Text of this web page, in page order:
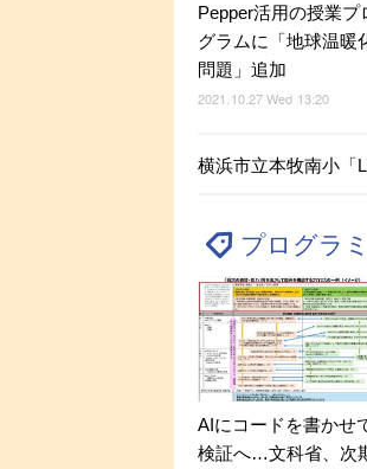
Pepper活用の授業プ
グラムに「地球温暖
問題」追加
2021.10.27 Wed 13:20
横浜市立本牧南小「
プログラ
AIにコードを書かせ
検証へ…文科省、次